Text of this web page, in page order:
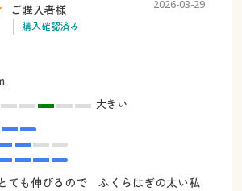
ご購入者様
購入確認済み
2026-03-29
大きい
ても伸びるので ふくらはぎの太い私